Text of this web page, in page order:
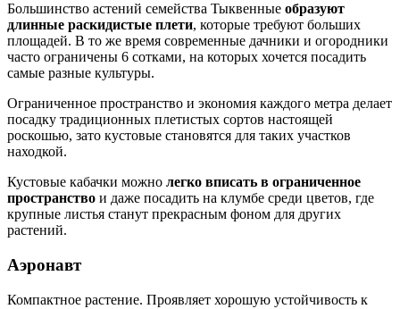
Большинство астений семейства Тыквенные образуют
длинные раскидистые плети, которые требуют больших
площадей. В то же время современные дачники и огородники
часто ограничены 6 сотками, на которых хочется посадить
самые разные культуры.
Ограниченное пространство и экономия каждого метра делает
посадку традиционных плетистых сортов настоящей
роскошью, зато кустовые становятся для таких участков
находкой.
Кустовые кабачки можно легко вписать в ограниченное
пространство и даже посадить на клумбе среди цветов, где
крупные листья станут прекрасным фоном для других
растений.
Аэронавт
Компактное растение. Проявляет хорошую устойчивость к